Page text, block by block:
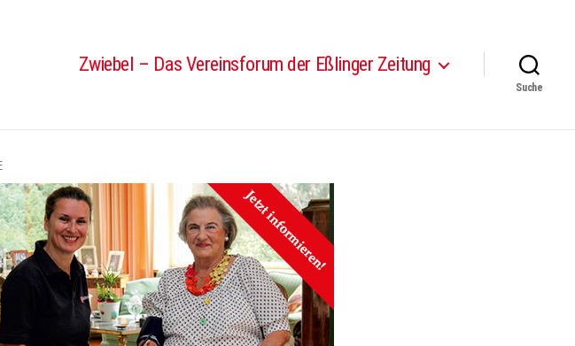
Zwiebel – Das Vereinsforum der Eßlinger Zeitung
Suche